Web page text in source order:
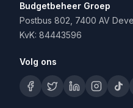
Budgetbeheer Groep
Postbus 802, 7400 AV
KvK: 84443596
Volg ons